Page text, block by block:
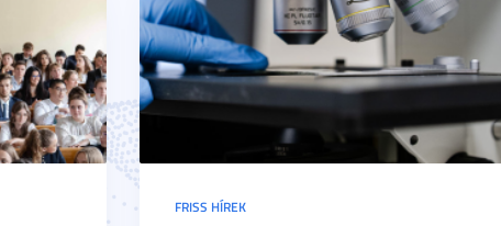
FRISS HÍREK